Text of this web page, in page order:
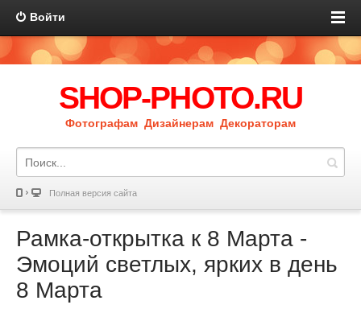
Войти
SHOP-PHOTO.RU
Фотографам Дизайнерам Декораторам
Полная версия сайта
Рамка-открытка к 8 Марта -
Эмоций светлых, ярких в день
8 Марта